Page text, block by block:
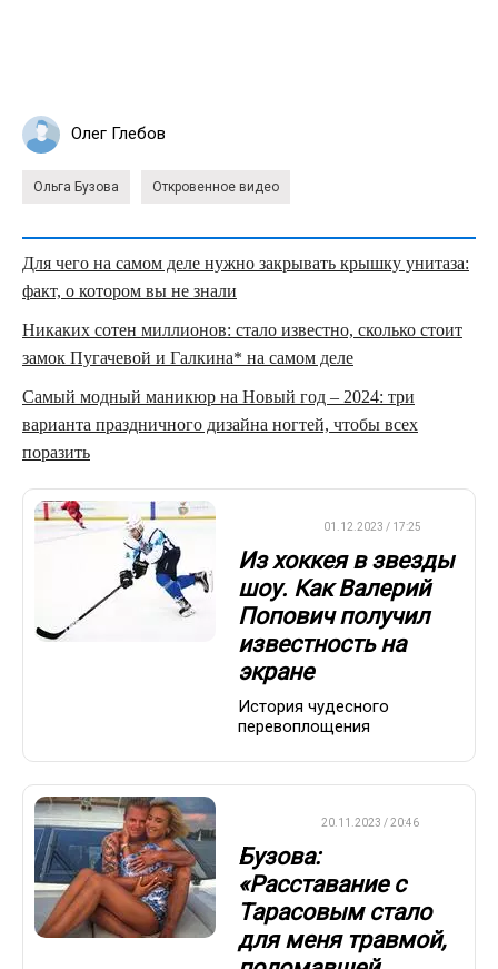
Олег Глебов
Ольга Бузова Откровенное видео
Для чего на самом деле нужно закрывать крышку унитаза:
факт, о котором вы не знали
Никаких сотен миллионов: стало известно, сколько стоит
замок Пугачевой и Галкина* на самом деле
Самый модный маникюр на Новый год – 2024: три
варианта праздничного дизайна ногтей, чтобы всех
поразить
01.12.2023 / 17:25
Из хоккея в звезды
шоу. Как Валерий
Попович получил
известность на
экране
История чудесного
перевоплощения
20.11.2023 / 20:46
Бузова:
«Расставание с
Тарасовым стало
для меня травмой,